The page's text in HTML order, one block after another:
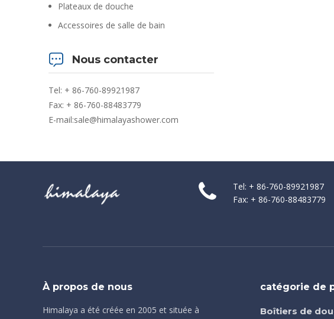
Plateaux de douche
Accessoires de salle de bain
Nous contacter
Tel: + 86-760-89921987
Fax: + 86-760-88483779
E-mail:sale@himalayashower.com
Tel: + 86-760-89921987
Fax: + 86-760-88483779
À propos de nous
Himalaya a été créée en 2005 et située à
catégorie de
Boîtiers de